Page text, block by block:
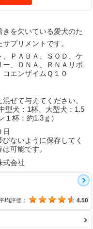
を欠いている愛犬のた
プリメントです。
、ＰＡＢＡ、ＳＯＤ、ケ
ー、ＤＮＡ、ＲＮＡリボ
エンザイムＱ１０
ぜて与えてください。
型犬：1杯、大型犬：1.5
１杯：約1.3ｇ）
日
ないように保存してく
可能です。
式会社
均評価： 4.50